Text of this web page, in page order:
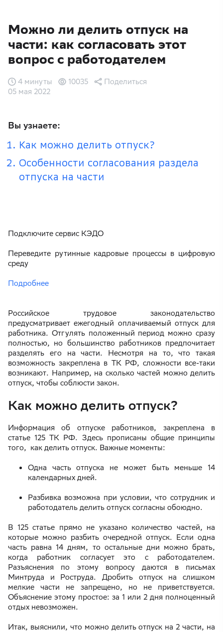
Можно ли делить отпуск на
части: как согласовать этот
вопрос с работодателем
05 мая 2022
4 минуты 10035 Поделиться
Вы узнаете:
Как можно делить отпуск?
Особенности согласования раздела
отпуска на части
Подключите сервис КЭДО
Переведите рутинные кадровые процессы в цифровую
среду
Подробнее
Российское трудовое законодательство
предусматривает ежегодный оплачиваемый отпуск для
работника. Отгулять положенный период можно сразу
полностью, но большинство работников предпочитает
разделять его на части. Несмотря на то, что такая
возможность закреплена в ТК РФ, сложности все-таки
возникают. Например, на сколько частей можно делить
отпуск, чтобы соблюсти закон.
Как можно делить отпуск?
Информация об отпуске работников, закреплена в
статье 125 ТК РФ. Здесь прописаны общие принципы
того, как делить отпуск. Важные моменты:
Одна часть отпуска не может быть меньше 14
календарных дней.
Разбивка возможна при условии, что сотрудник и
работодатель делить отпуск согласны обоюдно.
В 125 статье прямо не указано количество частей, на
которые можно разбить очередной отпуск. Если одна
часть равна 14 дням, то остальные дни можно брать,
когда работник согласует это с работодателем.
Разъяснения по этому вопросу даются в письмах
Минтруда и Роструда. Дробить отпуск на слишком
мелкие части не запрещено, но не приветствуется.
Объяснение этому простое: за 1 или 2 дня полноценный
отдых невозможен.
Итак, выяснили, что можно делить отпуск на 2 части, на